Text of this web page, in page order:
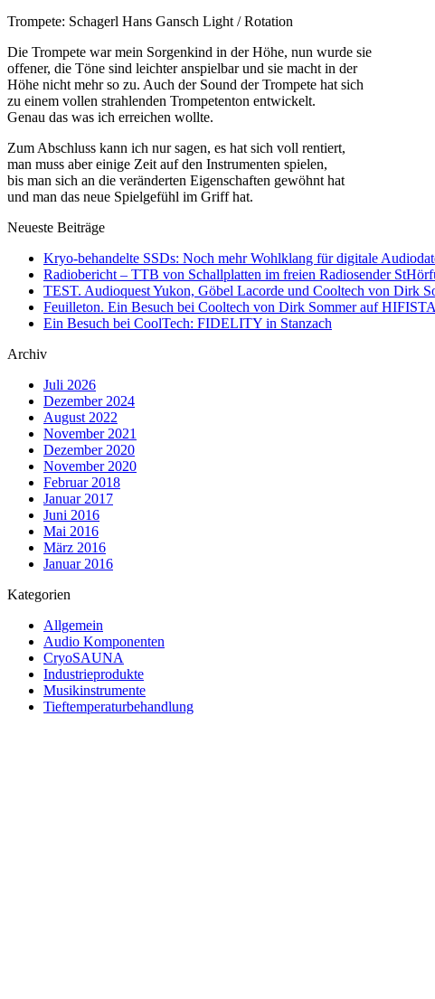
Trompete: Schagerl Hans Gansch Light / Rotation
Die Trompete war mein Sorgenkind in der Höhe, nun wurde sie
offener, die Töne sind leichter anspielbar und sie macht in der
Höhe nicht mehr so zu. Auch der Sound der Trompete hat sich
zu einem vollen strahlenden Trompetenton entwickelt.
Genau das was ich erreichen wollte.
Zum Abschluss kann ich nur sagen, es hat sich voll rentiert,
man muss aber einige Zeit auf den Instrumenten spielen,
bis man sich an die veränderten Eigenschaften gewöhnt hat
und man das neue Spielgefühl im Griff hat.
Neueste Beiträge
Kryo-behandelte SSDs: Noch mehr Wohlklang für digitale
Radiobericht – TTB von Schallplatten im freien Radiosender
TEST. Audioquest Yukon, Göbel Lacorde und Cooltech von Dirk
Feuilleton. Ein Besuch bei Cooltech von Dirk Sommer auf
Ein Besuch bei CoolTech: FIDELITY in Stanzach
Archiv
Juli 2026
Dezember 2024
August 2022
November 2021
Dezember 2020
November 2020
Februar 2018
Januar 2017
Juni 2016
Mai 2016
März 2016
Januar 2016
Kategorien
Allgemein
Audio Komponenten
CryoSAUNA
Industrieprodukte
Musikinstrumente
Tieftemperaturbehandlung